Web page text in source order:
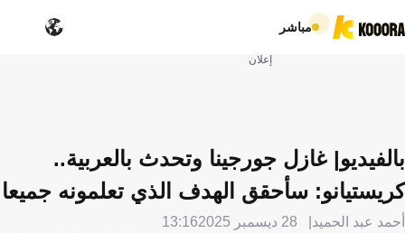
مباشر
إعلان
بالفيديو| غازل جورجينا وتحدث بالعربية..
كريستيانو: سأحقق الهدف الذي تعلمونه جميعا
أحمد عبد الحميد 28 ديسمبر 2025 13:16